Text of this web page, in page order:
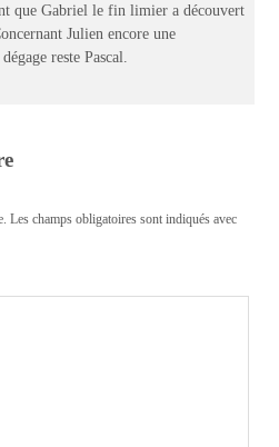
que Gabriel le fin limier a découvert
Julien encore une
reste Pascal.
Les champs obligatoires sont indiqués avec